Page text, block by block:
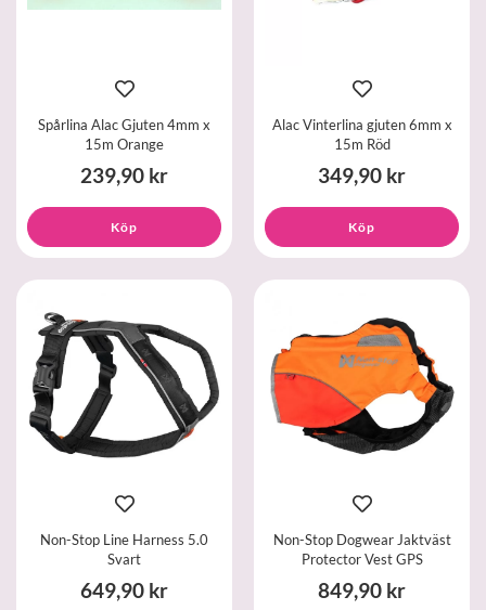
Spårlina Alac Gjuten 4mm x
15m Orange
239,90 kr
Köp
Alac Vinterlina gjuten 6mm x
15m Röd
349,90 kr
Köp
Non-Stop Line Harness 5.0
Svart
649,90 kr
Non-Stop Dogwear Jaktväst
Protector Vest GPS
849,90 kr